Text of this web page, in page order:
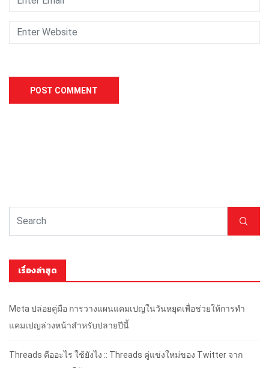
เรื่องล่าสุด
Meta ปล่อยคู่มือ การวางแผนแคมเปญในวันหยุดเพื่อช่วยให้การทำ
แคมเปญล่วงหน้าสำหรับปลายปีนี้
Threads คืออะไร ใช้ยังไง :: Threads คู่แข่งใหม่ของ Twitter จาก